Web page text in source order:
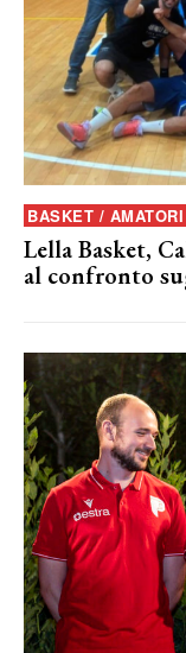
BASKET / AMATORI
Lella Basket,
al confronto